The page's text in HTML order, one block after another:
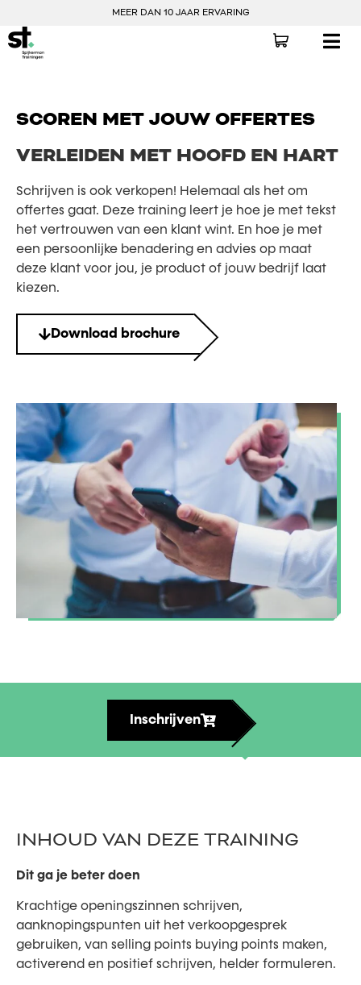
MEER DAN 10 JAAR ERVARING
SCOREN MET JOUW OFFERTES
VERLEIDEN MET HOOFD EN HART
Schrijven is ook verkopen! Helemaal als het om
offertes gaat. Deze training leert je hoe je met tekst
het vertrouwen van een klant wint. En hoe je met
een persoonlijke benadering en advies op maat
deze klant voor jou, je product of jouw bedrijf laat
kiezen.
Download brochure
Inschrijven
INHOUD VAN DEZE TRAINING
Dit ga je beter doen
Krachtige openingszinnen schrijven,
aanknopingspunten uit het verkoopgesprek
gebruiken, van selling points buying points maken,
activerend en positief schrijven, helder formuleren.